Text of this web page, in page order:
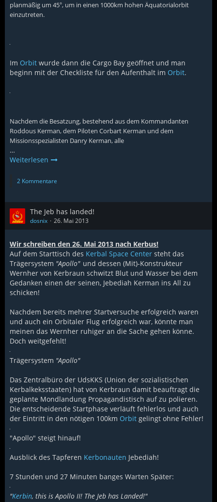
planmäßig um 45°, um in einen 1000km hohen Äquatorialorbit
einzutreten.
Im Orbit wurde dann die Cargo Bay geöffnet und man
beginn mit der Checkliste für den Aufenthalt im Orbit.
Nachdem die Besatzung, bestehend aus dem Kommandanten
Roddous Kerman, dem Piloten Corbart Kerman und dem
Missionsspezialisten Danry Kerman, alle
…
Weiterlesen
2 Kommentare
The Jeb has landed!
dosnix 26. Mai 2013
Wir schreiben den 26. Mai 2013 nach Kerbus!
Auf dem Starttisch des Kerbal Space Center steht das
Trägersystem "Apollo" und dessen (Mit)-Konstrukteur
Wernher von Kerbraun schwitzt Blut und Wasser bei dem
Gedanken einen der seinen, Jebediah Kerman ins All zu
schicken!
Nachdem bereits mehrer Startversuche erfolgreich waren
und auch ein Orbitaler Flug erfolgreich war, könnte man
meinen das Wernher ruhiger an die Sache gehen könne.
Doch weitgefehlt!
Trägersystem "Apollo"
Das Zentralbüro der UdsKKS (Union der sozialistischen
Kerbalkeksstaaten) hat von Kerbraun damit beauftragt die
geplante Mondlandung Propagandistisch auf zu polieren.
Die entscheidende Startphase verläuft fehlerlos und auch
der Eintritt in den nötigen 100km Orbit gelingt ohne Fehler!
"Apollo" steigt hinauf!
Ausblick des Tapferen Kerbonauten Jebediah!
7 Stunden und 27 Minuten banges Warten Später:
"Kerbin, this is Apollo II! The Jeb has Landed!"